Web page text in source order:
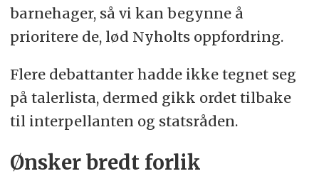
barnehager, så vi kan begynne å
prioritere de, lød Nyholts oppfordring.
Flere debattanter hadde ikke tegnet seg
på talerlista, dermed gikk ordet tilbake
til interpellanten og statsråden.
Ønsker bredt forlik